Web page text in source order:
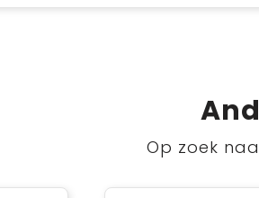
Op zoek